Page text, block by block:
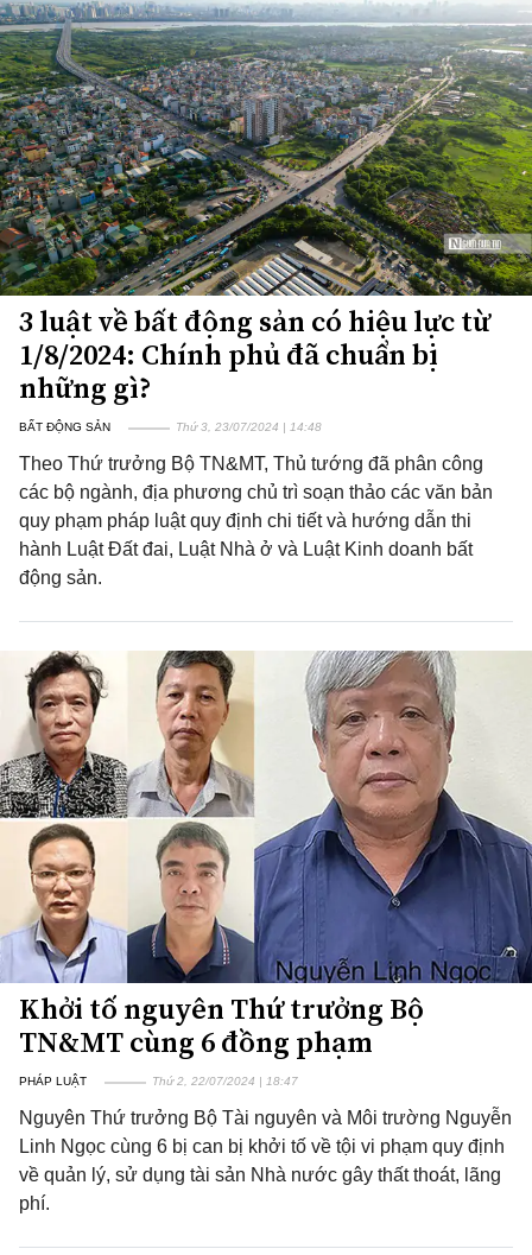
3 luật về bất động sản có hiệu lực từ
1/8/2024: Chính phủ đã chuẩn bị
những gì?
BẤT ĐỘNG SẢN Thứ 3, 23/07/2024 | 14:48
Theo Thứ trưởng Bộ TN&MT, Thủ tướng đã phân công
các bộ ngành, địa phương chủ trì soạn thảo các văn bản
quy phạm pháp luật quy định chi tiết và hướng dẫn thi
hành Luật Đất đai, Luật Nhà ở và Luật Kinh doanh bất
động sản.
Khởi tố nguyên Thứ trưởng Bộ
TN&MT cùng 6 đồng phạm
PHÁP LUẬT Thứ 2, 22/07/2024 | 18:47
Nguyên Thứ trưởng Bộ Tài nguyên và Môi trường Nguyễn
Linh Ngọc cùng 6 bị can bị khởi tố về tội vi phạm quy định
về quản lý, sử dụng tài sản Nhà nước gây thất thoát, lãng
phí.